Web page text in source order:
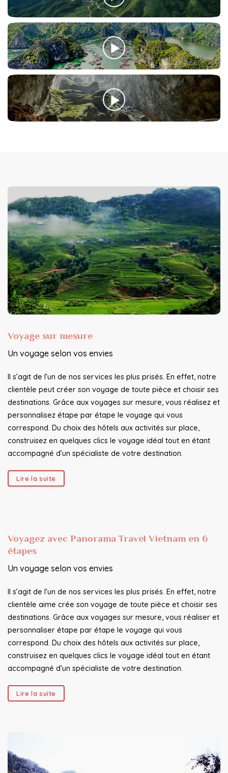
Voyage sur mesure
Un voyage selon vos envies
Il s’agit de l’un de nos services les plus prisés. En effet, notre
clientèle peut créer son voyage de toute pièce et choisir ses
destinations. Grâce aux voyages sur mesure, vous réalisez et
personnalisez étape par étape le voyage qui vous
correspond. Du choix des hôtels aux activités sur place,
construisez en quelques clics le voyage idéal tout en étant
accompagné d’un spécialiste de votre destination.
Lire la suite
Voyagez avec Panorama Travel Vietnam en 6
étapes
Un voyage selon vos envies
Il s’agit de l’un de nos services les plus prisés. En effet, notre
clientèle aime crée son voyage de toute pièce et choisir ses
destinations. Grâce aux voyages sur mesure, vous réaliser et
personnaliser étape par étape le voyage qui vous
correspond. Du choix des hôtels aux activités sur place,
construisez en quelques clics le voyage idéal tout en étant
accompagné d’un spécialiste de votre destination.
Lire la suite